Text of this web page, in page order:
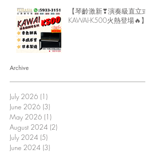
【琴齡激新❣演奏級直立式
KAWAI-K500火熱登場🔥】
Archive
July 2026 (1)
June 2026 (3)
May 2026 (1)
August 2024 (2)
July 2024 (5)
June 2024 (3)